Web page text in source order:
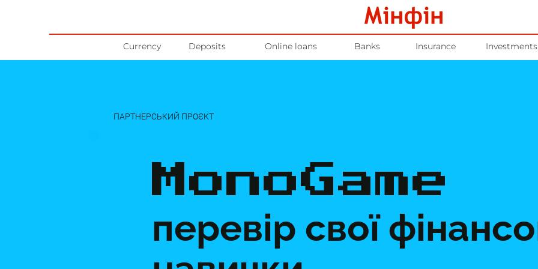
Currency Deposits Online loans Banks Insurance Investments
ПАРТНЕРСЬКИЙ ПРОЄКТ
MonoGame
перевір свої